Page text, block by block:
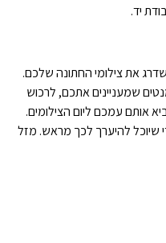
יד.
את צילומי החתונה שלכם.
שמעניינים אתכם, לרכוש
אותם עמכם ליום הצילומים.
שיוכל להיערך לכך מראש. מזל